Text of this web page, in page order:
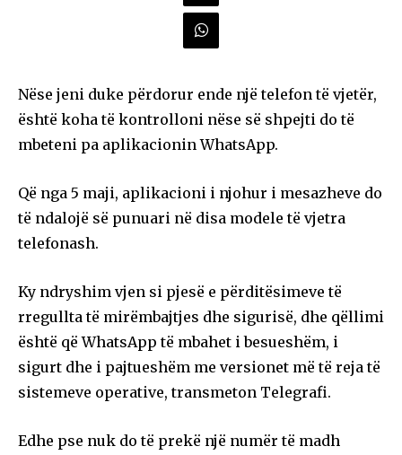
Nëse jeni duke përdorur ende një telefon të vjetër,
është koha të kontrolloni nëse së shpejti do të
mbeteni pa aplikacionin WhatsApp.
Që nga 5 maji, aplikacioni i njohur i mesazheve do
të ndalojë së punuari në disa modele të vjetra
telefonash.
Ky ndryshim vjen si pjesë e përditësimeve të
rregullta të mirëmbajtjes dhe sigurisë, dhe qëllimi
është që WhatsApp të mbahet i besueshëm, i
sigurt dhe i pajtueshëm me versionet më të reja të
sistemeve operative, transmeton Telegrafi.
Edhe pse nuk do të prekë një numër të madh